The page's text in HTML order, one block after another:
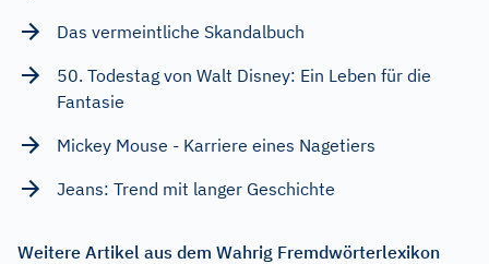
Das vermeintliche Skandalbuch
50. Todestag von Walt Disney: Ein Leben für die
Fantasie
Mickey Mouse - Karriere eines Nagetiers
Jeans: Trend mit langer Geschichte
Weitere Artikel aus dem Wahrig Fremdwörterlexikon